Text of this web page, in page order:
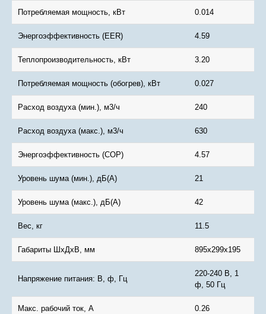
Потребляемая мощность, кВт 0.014
Энергоэффективность (EER) 4.59
Теплопроизводительность, кВт 3.20
Потребляемая мощность (обогрев), кВт 0.027
Расход воздуха (мин.), м3/ч 240
Расход воздуха (макс.), м3/ч 630
Энергоэффективность (COP) 4.57
Уровень шума (мин.), дБ(А) 21
Уровень шума (макс.), дБ(А) 42
Вес, кг 11.5
Габариты ШхДхВ, мм 895x299x195
Напряжение питания: В, ф, Гц
220-240 В, 1
ф, 50 Гц
Макс. рабочий ток, А 0.26